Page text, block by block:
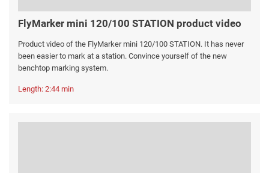
FlyMarker mini 120/100 STATION product video
Product video of the FlyMarker mini 120/100 STATION. It has never
been easier to mark at a station. Convince yourself of the new
benchtop marking system.
Length: 2:44 min